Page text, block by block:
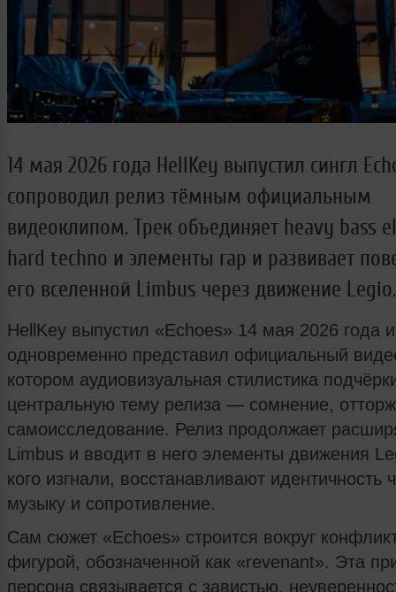
14 мая 2026 года HellKey выпустил сингл
сопроводил релиз тёмным официальным
видеоклипом. Трек объединяет heavy bass
hard techno и элементы rap и развивает
его вселенной Limbus через движение Legio.
HellKey выпустил «Echoes» 14 мая 2026 года и
одновременно представил официальный
котором аудиовизуальная стилистика
центральную тему релиза — сомнение,
самоисследование. Релиз продолжает
Limbus и вводит в него элементы движения
кого изгнали, восстанавливают идентичность
музыку и сопротивление.
Сам сюжет «Echoes» строится вокруг
фигурой, обозначенной как «revenant». Эта
персона связывается с завистью,